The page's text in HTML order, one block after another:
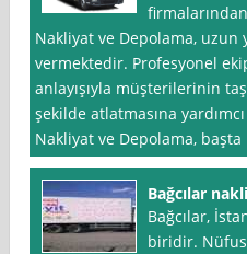
Nakliyat ve Depolama, uzun
vermektedir. Profesyonel
anlayışıyla müşterilerinin
şekilde atlatmasına
Nakliyat ve Depolama,
Bağcılar
Bağcılar,
biridir.